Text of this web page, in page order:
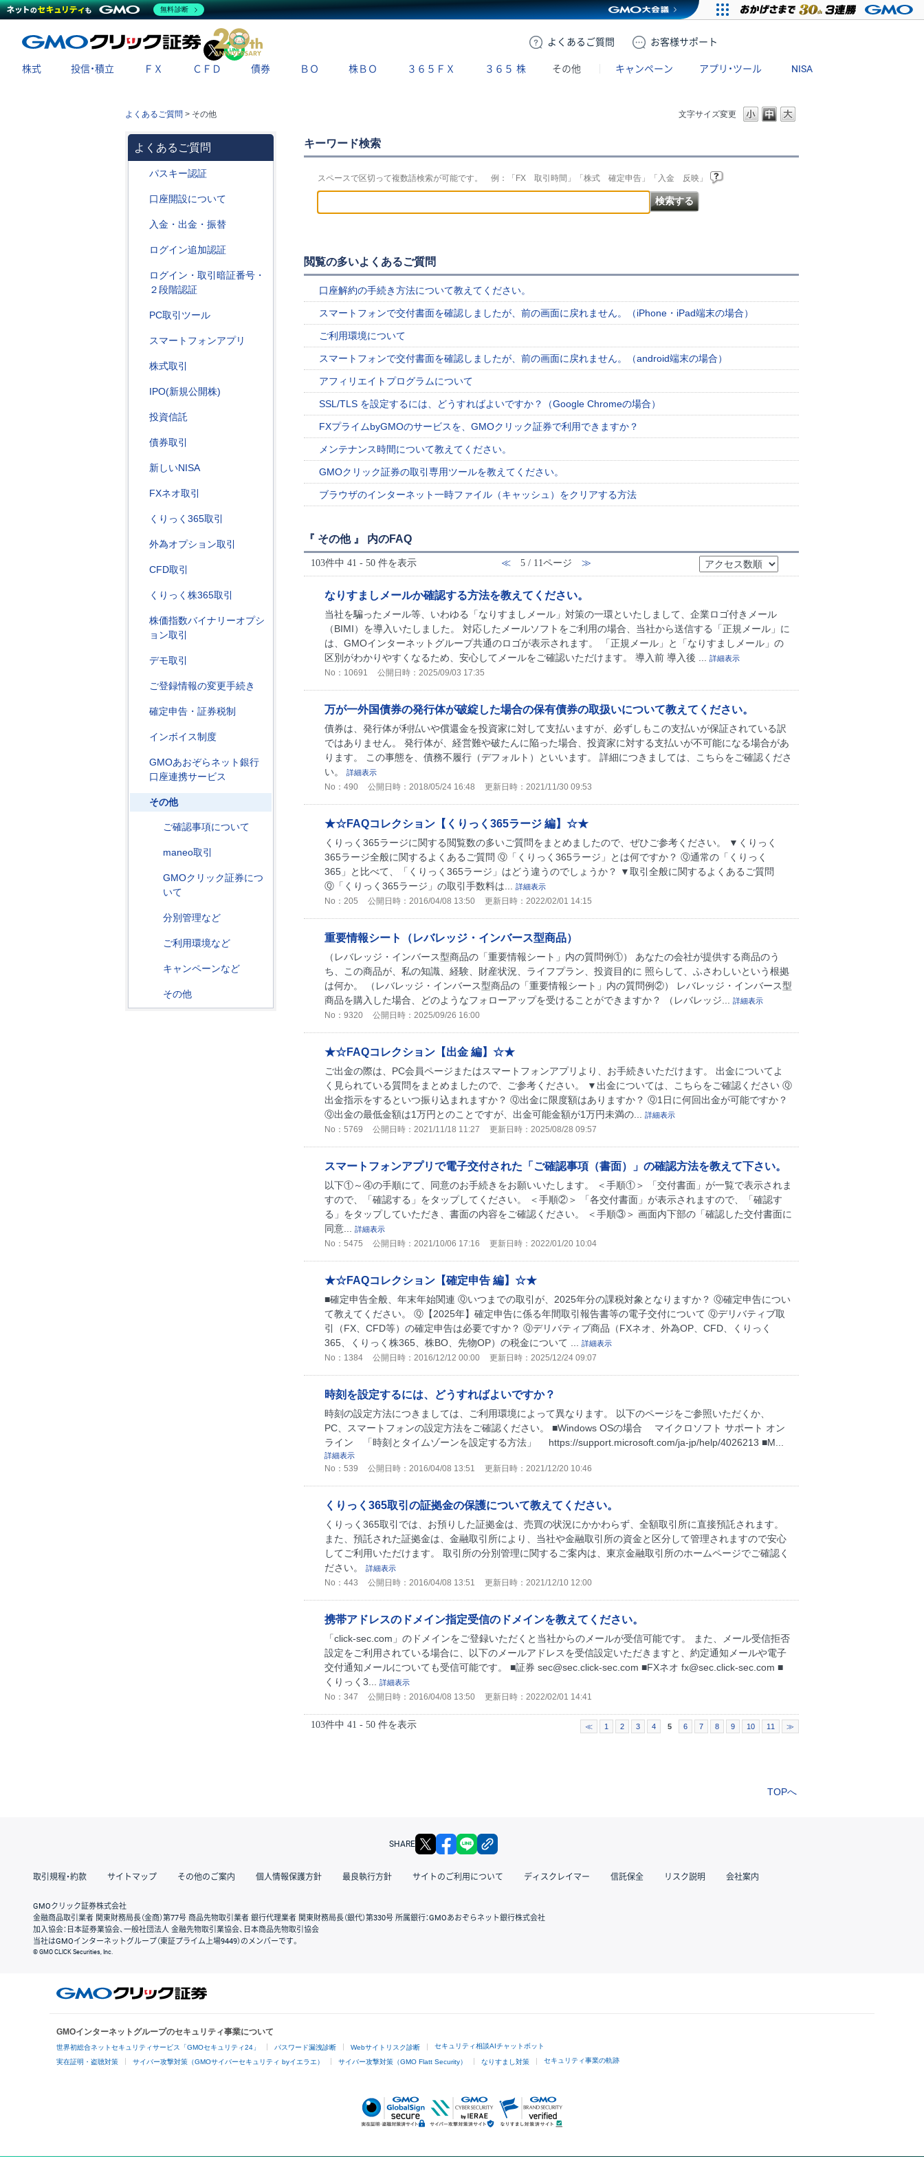
よくある ご質問 お客様サポート
X
株式 投信・積立 ＦＸ ＣＦＤ 債券 ＢＯ 株ＢＯ ３６５ＦＸ ３６５ 株 その他 キャンペーン アプリ・ツール NISA
文字サイズ変更
よくあるご質問 > その他
よくあるご質問
パスキー認証
口座開設について
入金・出金・振替
ログイン追加認証
ログイン・取引暗証番号・
２段階認証
PC取引ツール
スマートフォンアプリ
株式取引
IPO(新規公開株)
投資信託
債券取引
新しいNISA
FXネオ取引
くりっく365取引
外為オプション取引
CFD取引
くりっく株365取引
株価指数バイナリーオプシ
ョン取引
デモ取引
ご登録情報の変更手続き
確定申告・証券税制
インボイス制度
GMOあおぞらネット銀行
口座連携サービス
その他
ご確認事項について
maneo取引
GMOクリック証券につ
いて
分別管理など
ご利用環境など
キャンペーンなど
その他
キーワード検索
スペースで区切って複数語検索が可能です。 例：「FX 取引時間」「株式 確定申告」「入金 反映」
閲覧の多いよくあるご質問
口座解約の手続き方法について教えてください。
スマートフォンで交付書面を確認しましたが、前の画面に戻れません。（iPhone・iPad端末の場合）
ご利用環境について
スマートフォンで交付書面を確認しましたが、前の画面に戻れません。（android端末の場合）
アフィリエイトプログラムについて
SSL/TLS を設定するには、どうすればよいですか？（Google Chromeの場合）
FXプライムbyGMOのサービスを、GMOクリック証券で利用できますか？
メンテナンス時間について教えてください。
GMOクリック証券の取引専用ツールを教えてください。
ブラウザのインターネット一時ファイル（キャッシュ）をクリアする方法
『 その他 』 内のFAQ
103件中 41 - 50 件を表示 ≪ 5 / 11ページ ≫
なりすましメールか確認する方法を教えてください。
当社を騙ったメール等、いわゆる「なりすましメール」対策の一環といたしまして、企業ロゴ付きメール
（BIMI）を導入いたしました。 対応したメールソフトをご利用の場合、当社から送信する「正規メール」に
は、GMOインターネットグループ共通のロゴが表示されます。 「正規メール」と「なりすましメール」の
区別がわかりやすくなるため、安心してメールをご確認いただけます。 導入前 導入後 ...
詳細表示
No：10691 公開日時：2025/09/03 17:35
万が一外国債券の発行体が破綻した場合の保有債券の取扱いについて教えてください。
債券は、発行体が利払いや償還金を投資家に対して支払いますが、必ずしもこの支払いが保証されている訳
ではありません。 発行体が、経営難や破たんに陥った場合、投資家に対する支払いが不可能になる場合があ
ります。 この事態を、債務不履行（デフォルト）といいます。 詳細につきましては、こちらをご確認くださ
い。
詳細表示
No：490 公開日時：2018/05/24 16:48 更新日時：2021/11/30 09:53
★☆FAQコレクション【くりっく365ラージ 編】☆★
くりっく365ラージに関する閲覧数の多いご質問をまとめましたので、ぜひご参考ください。 ▼くりっく
365ラージ全般に関するよくあるご質問 Ⓠ「くりっく365ラージ」とは何ですか？ Ⓠ通常の「くりっく
365」と比べて、「くりっく365ラージ」はどう違うのでしょうか？ ▼取引全般に関するよくあるご質問
Ⓠ「くりっく365ラージ」の取引手数料は...
詳細表示
No：205 公開日時：2016/04/08 13:50 更新日時：2022/02/01 14:15
重要情報シート（レバレッジ・インバース型商品）
（レバレッジ・インバース型商品の「重要情報シート」内の質問例①） あなたの会社が提供する商品のう
ち、この商品が、私の知識、経験、財産状況、ライフプラン、投資目的に 照らして、ふさわしいという根拠
は何か。 （レバレッジ・インバース型商品の「重要情報シート」内の質問例②） レバレッジ・インバース型
商品を購入した場合、どのようなフォローアップを受けることができますか？ （レバレッジ...
詳細表示
No：9320 公開日時：2025/09/26 16:00
★☆FAQコレクション【出金 編】☆★
ご出金の際は、PC会員ページまたはスマートフォンアプリより、お手続きいただけます。 出金についてよ
く見られている質問をまとめましたので、ご参考ください。 ▼出金については、こちらをご確認ください Ⓠ
出金指示をするといつ振り込まれますか？ Ⓠ出金に限度額はありますか？ Ⓠ1日に何回出金が可能ですか？
Ⓠ出金の最低金額は1万円とのことですが、出金可能金額が1万円未満の...
詳細表示
No：5769 公開日時：2021/11/18 11:27 更新日時：2025/08/28 09:57
スマートフォンアプリで電子交付された「ご確認事項（書面）」の確認方法を教えて下さい。
以下①～④の手順にて、同意のお手続きをお願いいたします。 ＜手順①＞ 「交付書面」が一覧で表示されま
すので、「確認する」をタップしてください。 ＜手順②＞ 「各交付書面」が表示されますので、「確認す
る」をタップしていただき、書面の内容をご確認ください。 ＜手順③＞ 画面内下部の「確認した交付書面に
同意...
詳細表示
No：5475 公開日時：2021/10/06 17:16 更新日時：2022/01/20 10:04
★☆FAQコレクション【確定申告 編】☆★
■確定申告全般、年末年始関連 Ⓠいつまでの取引が、2025年分の課税対象となりますか？ Ⓠ確定申告につい
て教えてください。 Ⓠ【2025年】確定申告に係る年間取引報告書等の電子交付について Ⓠデリバティブ取
引（FX、CFD等）の確定申告は必要ですか？ Ⓠデリバティブ商品（FXネオ、外為OP、CFD、くりっく
365、くりっく株365、株BO、先物OP）の税金について ...
詳細表示
No：1384 公開日時：2016/12/12 00:00 更新日時：2025/12/24 09:07
時刻を設定するには、どうすればよいですか？
時刻の設定方法につきましては、ご利用環境によって異なります。 以下のページをご参照いただくか、
PC、スマートフォンの設定方法をご確認ください。 ■Windows OSの場合 マイクロソフト サポート オン
ライン 「時刻とタイムゾーンを設定する方法」 https://support.microsoft.com/ja-jp/help/4026213 ■M...
詳細表示
No：539 公開日時：2016/04/08 13:51 更新日時：2021/12/20 10:46
くりっく365取引の証拠金の保護について教えてください。
くりっく365取引では、お預りした証拠金は、売買の状況にかかわらず、全額取引所に直接預託されます。
また、預託された証拠金は、金融取引所により、当社や金融取引所の資金と区分して管理されますので安心
してご利用いただけます。 取引所の分別管理に関するご案内は、東京金融取引所のホームページでご確認く
ださい。
詳細表示
No：443 公開日時：2016/04/08 13:51 更新日時：2021/12/10 12:00
携帯アドレスのドメイン指定受信のドメインを教えてください。
「click-sec.com」のドメインをご登録いただくと当社からのメールが受信可能です。 また、メール受信拒否
設定をご利用されている場合に、以下のメールアドレスを受信設定いただきますと、約定通知メールや電子
交付通知メールについても受信可能です。 ■証券 sec@sec.click-sec.com ■FXネオ fx@sec.click-sec.com ■
くりっく3...
詳細表示
No：347 公開日時：2016/04/08 13:50 更新日時：2022/02/01 14:41
103件中 41 - 50 件を表示 ≪ 1 2 3 4 5 6 7 8 9 10 11 ≫
TOPへ
SHARE X facebook
取引規程・約款 サイトマップ その他のご案内 個人情報保護方針 最良執行方針 サイトのご利用について ディスクレイマー 信託保全 リスク説明 会社案内
GMOクリック証券株式会社
金融商品取引業者 関東財務局長（金商）第77号 商品先物取引業者 銀行代理業者 関東財務局長（銀代）第330号 所属銀行：GMOあおぞらネット銀行株式会社
加入協会：日本証券業協会、一般社団法人 金融先物取引業協会、日本商品先物取引協会
当社はGMOインターネットグループ（東証プライム上場9449）のメンバーです。
© GMO CLICK Securities, Inc.
GMOインターネットグループのセキュリティ事業について
世界初総合ネットセキュリティサービス「GMOセキュリティ24」 パスワード漏洩診断 Webサイトリスク診断 セキュリティ相談AIチャットボット
実在証明・盗聴対策 サイバー攻撃対策（GMOサイバーセキュリティ byイエラエ） サイバー攻撃対策（GMO Flatt Security） なりすまし対策 セキュリティ事業の軌跡
無料診断